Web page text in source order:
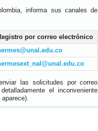
informa sus canales de
por correo electrónico
las solicitudes por correo
el inconveniente